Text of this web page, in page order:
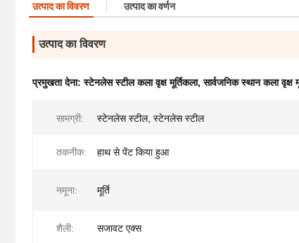
उत्पाद का विवरण उत्पाद का वर्णन
उत्पाद का विवरण
प्रमुखता देना:स्टेनलेस स्टील कला वृक्ष मूर्तिकला,सार्वजनिक स्थान कला वृक्ष
सामग्री: स्टेनलेस स्टील, स्टेनलेस स्टील
तकनीक: हाथ से पेंट किया हुआ
नमूना: मूर्ति
शैली: सजावट एक्स